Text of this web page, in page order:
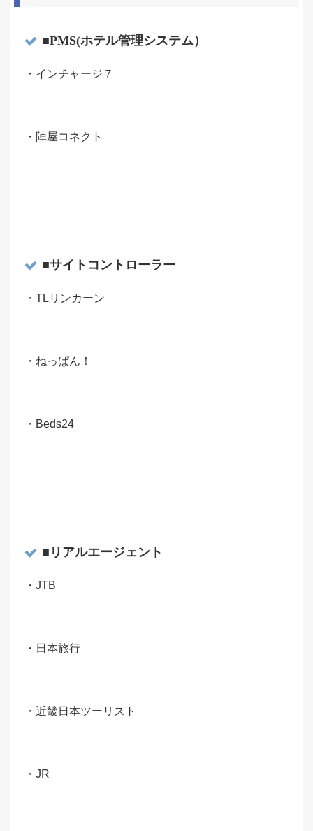
■PMS(ホテル管理システム）
・インチャージ７
・陣屋コネクト
■サイトコントローラー
・TLリンカーン
・ねっぱん！
・Beds24
■リアルエージェント
・JTB
・日本旅行
・近畿日本ツーリスト
・JR